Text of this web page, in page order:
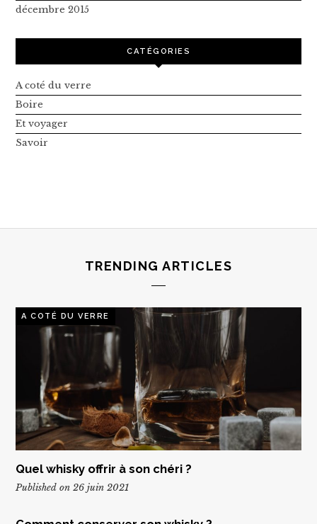
décembre 2015
CATÉGORIES
A coté du verre
Boire
Et voyager
Savoir
TRENDING ARTICLES
A COTÉ DU VERRE
Quel whisky offrir à son chéri ?
Published on 26 juin 2021